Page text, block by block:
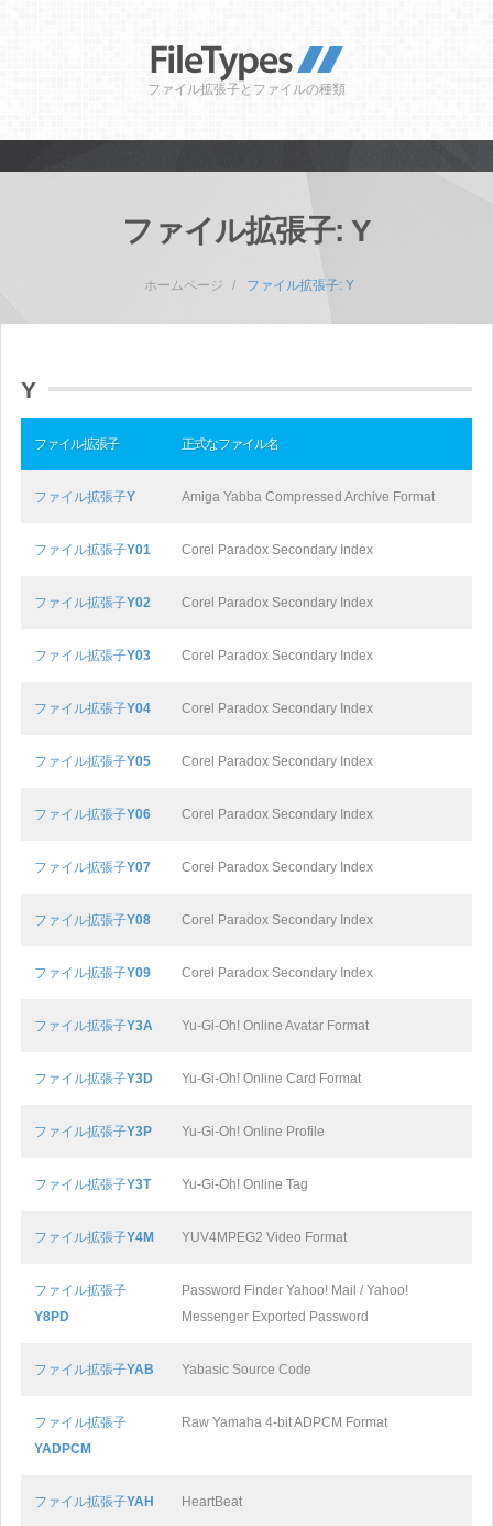
ファイル拡張子とファイルの種類
ファイル拡張子: Y
ホームページ ファイル拡張子: Y
Y
ファイル拡張子 正式なファイル名
ファイル拡張子Y Amiga Yabba Compressed Archive Format
ファイル拡張子Y01 Corel Paradox Secondary Index
ファイル拡張子Y02 Corel Paradox Secondary Index
ファイル拡張子Y03 Corel Paradox Secondary Index
ファイル拡張子Y04 Corel Paradox Secondary Index
ファイル拡張子Y05 Corel Paradox Secondary Index
ファイル拡張子Y06 Corel Paradox Secondary Index
ファイル拡張子Y07 Corel Paradox Secondary Index
ファイル拡張子Y08 Corel Paradox Secondary Index
ファイル拡張子Y09 Corel Paradox Secondary Index
ファイル拡張子Y3A Yu-Gi-Oh! Online Avatar Format
ファイル拡張子Y3D Yu-Gi-Oh! Online Card Format
ファイル拡張子Y3P Yu-Gi-Oh! Online Profile
ファイル拡張子Y3T Yu-Gi-Oh! Online Tag
ファイル拡張子Y4M YUV4MPEG2 Video Format
ファイル拡張子
Y8PD
Password Finder Yahoo! Mail / Yahoo!
Messenger Exported Password
ファイル拡張子YAB Yabasic Source Code
ファイル拡張子
YADPCM
Raw Yamaha 4-bit ADPCM Format
ファイル拡張子YAH HeartBeat